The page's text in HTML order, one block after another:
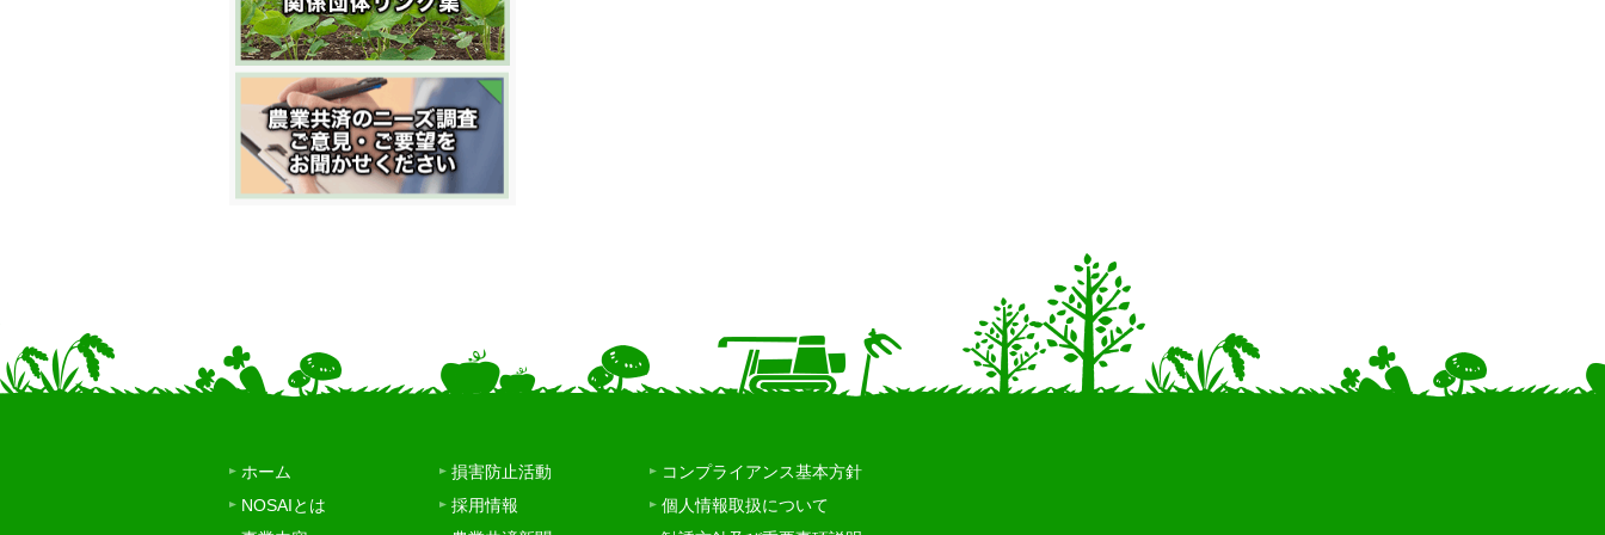
ホーム
NOSAIとは
損害防止活動
採用情報
コンプライアンス基本方針
個人情報取扱について